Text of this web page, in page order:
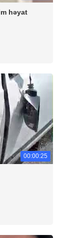
həyat
00:00:25